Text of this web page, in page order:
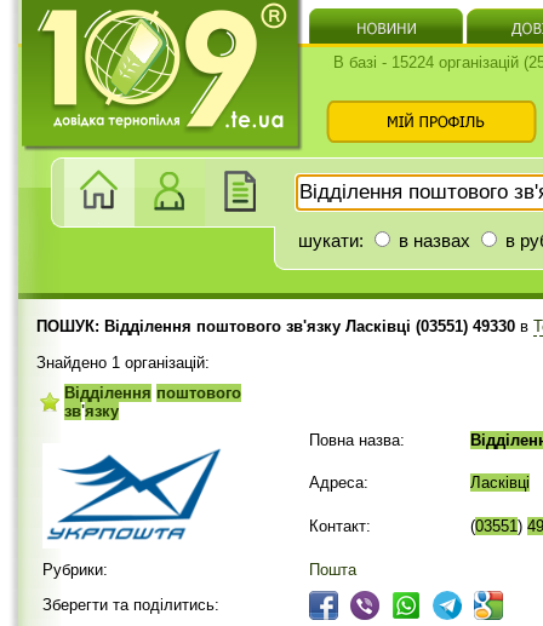
В базі - 15224 організацій
шукати: в назвах в
ПОШУК: Відділення поштового зв'язку Ласківці (03551) 49330 в
Знайдено 1 організацій:
Відділення поштового
зв'язку
Повна назва:
Адреса: Ласківці
Контакт: (03551)
Рубрики:
Пошта
Зберегти та поділитись: